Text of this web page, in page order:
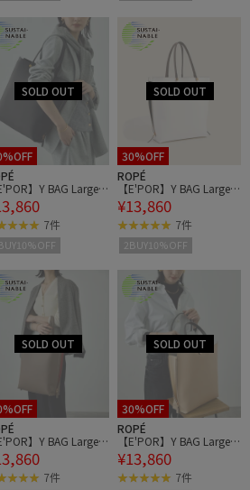
E'POR】Y BAG Large/A
・通勤
7件
30%OFF
ROPÉ
【E'POR】Y BAG Large/A
4対応・通勤
¥13,860
7件
2BUY10%OFF
E'POR】Y BAG Large/A
・通勤
7件
30%OFF
ROPÉ
【E'POR】Y BAG Large/A
4対応・通勤
¥13,860
7件